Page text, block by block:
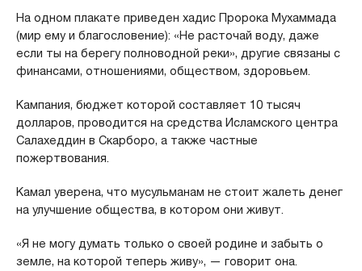
На одном плакате приведен хадис Пророка Мухаммада
(мир ему и благословение): «Не расточай воду, даже
если ты на берегу полноводной реки», другие связаны с
финансами, отношениями, обществом, здоровьем.
Кампания, бюджет которой составляет 10 тысяч
долларов, проводится на средства Исламского центра
Салахеддин в Скарборо, а также частные
пожертвования.
Камал уверена, что мусульманам не стоит жалеть денег
на улучшение общества, в котором они живут.
«Я не могу думать только о своей родине и забыть о
земле, на которой теперь живу», — говорит она.